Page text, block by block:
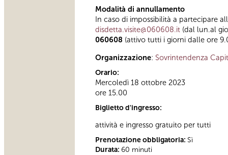
Modalità di annullamento
In caso di impossibilità a partecipare
disdetta.visite@060608.it (dal lun.al
060608 (attivo tutti i giorni dalle ore
Organizzazione: Sovrintendenza
Orario:
Mercoledì 18 ottobre 2023
ore 15.00
Biglietto d'ingresso:
attività e ingresso gratuito per tutti
Prenotazione obbligatoria: Sì
Durata: 60 minuti